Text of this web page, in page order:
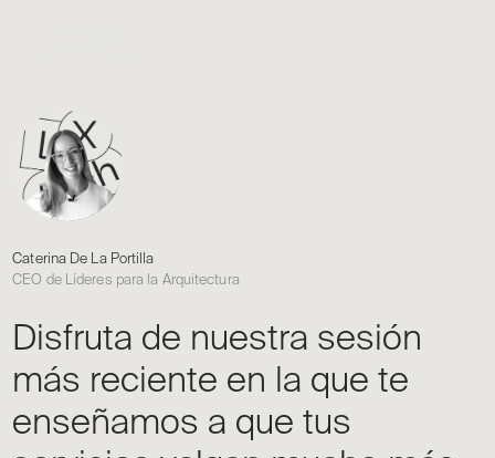
Caterina De La Portilla
CEO de Líderes para la Arquitectura
Disfruta de nuestra sesión
más reciente en la que te
enseñamos a que tus